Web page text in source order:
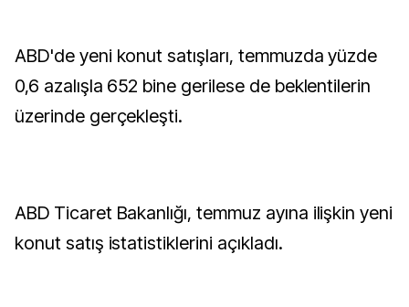
ABD'de yeni konut satışları, temmuzda yüzde
0,6 azalışla 652 bine gerilese de beklentilerin
üzerinde gerçekleşti.
ABD Ticaret Bakanlığı, temmuz ayına ilişkin yeni
konut satış istatistiklerini açıkladı.